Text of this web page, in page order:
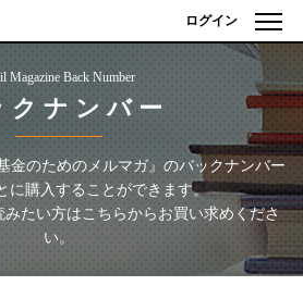
ログイン
Magazine Back Number
クナンバー
金のためのメルマガ』 のバックナンバー
に購入することができます。
たい方はこちらからお買い求めくださ
い。